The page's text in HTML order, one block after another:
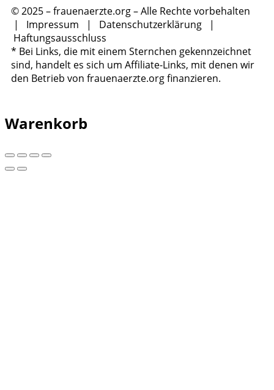
© 2025 – frauenaerzte.org – Alle Rechte vorbehalten
| Impressum | Datenschutzerklärung |
Haftungsausschluss
* Bei Links, die mit einem Sternchen gekennzeichnet
sind, handelt es sich um Affiliate-Links, mit denen wir
den Betrieb von frauenaerzte.org finanzieren.
Warenkorb